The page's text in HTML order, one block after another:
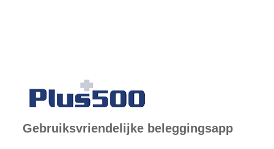
Gebruiksvriendelijke beleggingsapp